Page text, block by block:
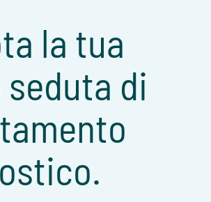
la tua
di